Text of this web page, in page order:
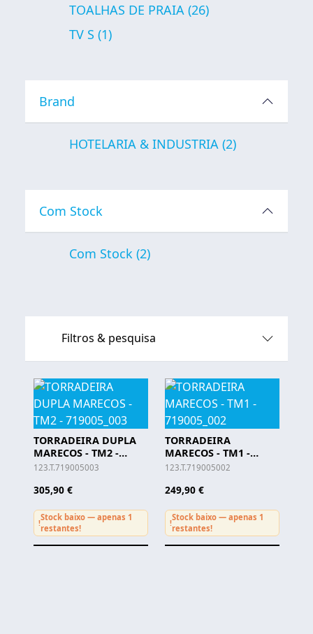
Filtros & pesquisa
TORRADEIRA DUPLA
MARECOS - TM2 -
719005_003
123.T.719005003
305,90 €
!
Stock baixo — apenas 1
restantes!
TORRADEIRA
MARECOS - TM1 -
719005_002
123.T.719005002
249,90 €
!
Stock baixo — apenas 1
restantes!
TOALHAS DE PRAIA (26)
TV S (1)
Brand
HOTELARIA & INDUSTRIA (2)
Com Stock
Com Stock (2)